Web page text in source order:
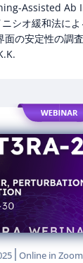
Assisted Ab
シオ緩和法に
面の安定性の調
| Online in Zoom